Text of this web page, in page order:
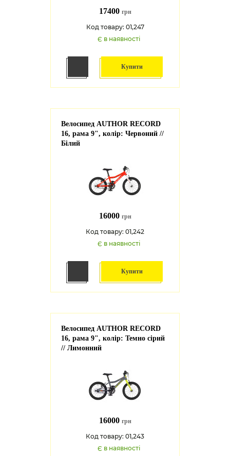
17400 грн
Код товару: 01,247
Є в наявності
Купити
Велосипед AUTHOR RECORD
16, рама 9", колір: Червоний //
Білий
16000 грн
Код товару: 01,242
Є в наявності
Купити
Велосипед AUTHOR RECORD
16, рама 9", колір: Темно сірий
// Лимонний
16000 грн
Код товару: 01,243
Є в наявності